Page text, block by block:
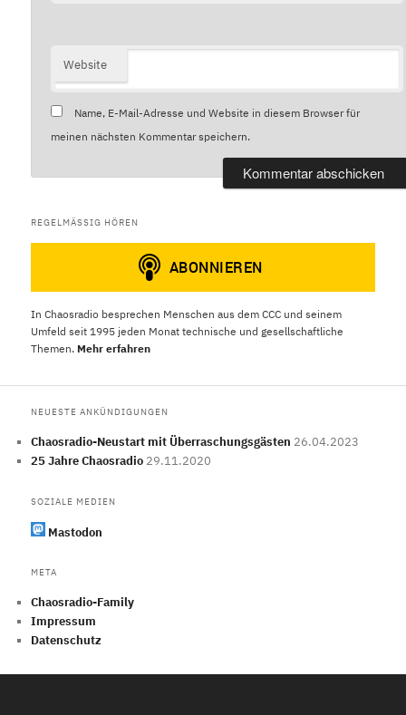
Website
Name, E-Mail-Adresse und Website in diesem Browser für
meinen nächsten Kommentar speichern.
REGELMÄSSIG HÖREN
In Chaosradio besprechen Menschen aus dem CCC und seinem
Umfeld seit 1995 jeden Monat technische und gesellschaftliche
Themen. Mehr erfahren
NEUESTE ANKÜNDIGUNGEN
Chaosradio-Neustart mit Überraschungsgästen 26.04.2023
25 Jahre Chaosradio 29.11.2020
SOZIALE MEDIEN
Mastodon
META
Chaosradio-Family
Impressum
Datenschutz